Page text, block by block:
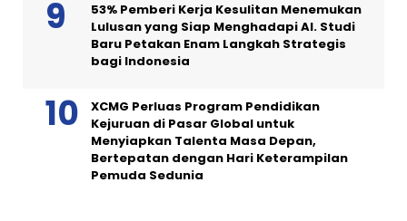
53% Pemberi Kerja Kesulitan Menemukan
Lulusan yang Siap Menghadapi AI. Studi
Baru Petakan Enam Langkah Strategis
bagi Indonesia
XCMG Perluas Program Pendidikan
Kejuruan di Pasar Global untuk
Menyiapkan Talenta Masa Depan,
Bertepatan dengan Hari Keterampilan
Pemuda Sedunia